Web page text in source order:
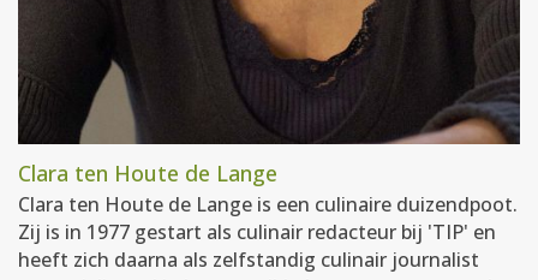
Clara ten Houte de Lange
Clara ten Houte de Lange is een culinaire duizendpoot.
Zij is in 1977 gestart als culinair redacteur bij 'TIP' en
heeft zich daarna als zelfstandig culinair journalist